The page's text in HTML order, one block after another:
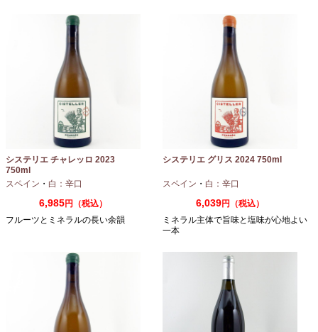
システリエ チャレッロ 2023
750ml
スペイン ・ 白：辛口
6,985円（税込）
フルーツとミネラルの長い余韻
システリエ グリス 2024 750ml
スペイン ・ 白：辛口
6,039円（税込）
ミネラル主体で旨味と塩味が心地よい
一本